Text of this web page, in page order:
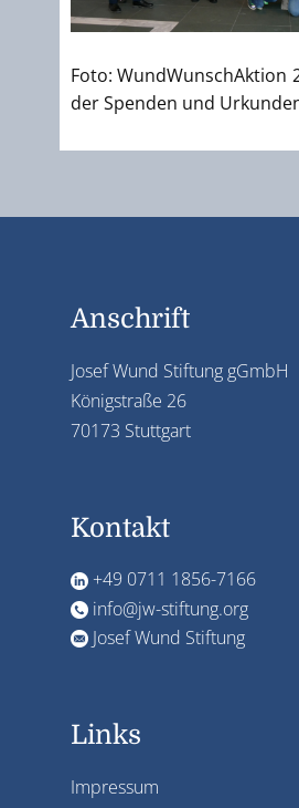
Foto: WundWunschAktion
der Spenden und
Anschrift
Josef Wund Stiftung gGmbH
Königstraße 26
70173 Stuttgart
Kontakt
+49 0711 1856-7166
info@jw-stiftung.org
Josef Wund Stiftung
Links
Impressum